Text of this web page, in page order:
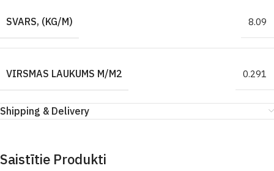
SVARS, (KG/M) 8.09
VIRSMAS LAUKUMS M/M2 0.291
Shipping & Delivery
Saistītie Produkti